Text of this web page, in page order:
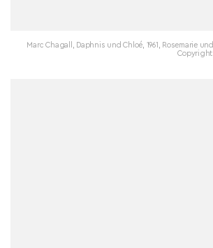
Marc Chagall, Daphnis und Chloé, 1961, Rosemarie